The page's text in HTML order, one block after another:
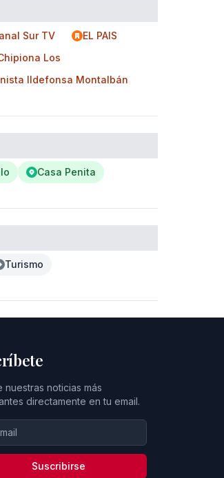
Sur TV
EL PAIS
Los
Ildefonsa Montalbán
Casa Penita
Turismo
nuestras noticias más
directamente en tu email.
Suscribirse